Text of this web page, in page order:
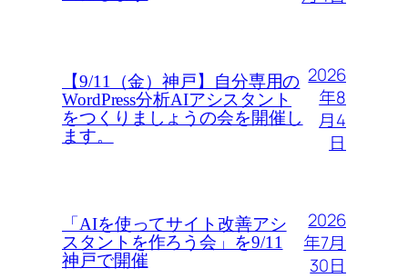
【9/11（金）神戸】自分専用の
WordPress分析AIアシスタント
をつくりましょうの会を開催し
ます。
2026
年8
月4
日
「AIを使ってサイト改善アシ
スタントを作ろう会」を9/11
神戸で開催
2026
年7月
30日